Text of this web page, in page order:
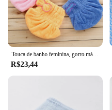
Touca de banho feminina, gorro mágico de secagem rápida para banho
R$23,44